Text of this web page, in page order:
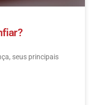
seus principais